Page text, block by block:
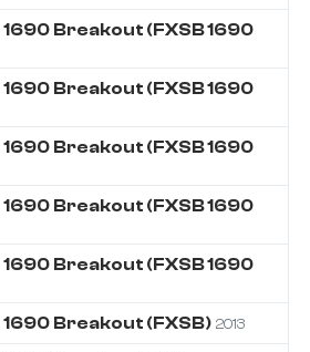
1690 Breakout (FXSB 1690
1690 Breakout (FXSB 1690
1690 Breakout (FXSB 1690
1690 Breakout (FXSB 1690
1690 Breakout (FXSB 1690
1690 Breakout (FXSB) 2013